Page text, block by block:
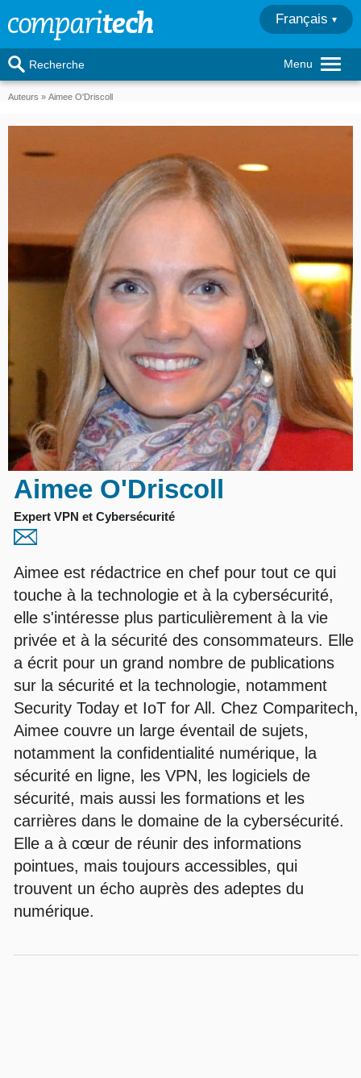
Menu
Recherche
Français
Auteurs Aimee O'Driscoll
Aimee O'Driscoll
Expert VPN et Cybersécurité
Aimee est rédactrice en chef pour tout ce qui
touche à la technologie et à la cybersécurité,
elle s'intéresse plus particulièrement à la vie
privée et à la sécurité des consommateurs. Elle
a écrit pour un grand nombre de publications
sur la sécurité et la technologie, notamment
Security Today et IoT for All. Chez Comparitech,
Aimee couvre un large éventail de sujets,
notamment la confidentialité numérique, la
sécurité en ligne, les VPN, les logiciels de
sécurité, mais aussi les formations et les
carrières dans le domaine de la cybersécurité.
Elle a à cœur de réunir des informations
pointues, mais toujours accessibles, qui
trouvent un écho auprès des adeptes du
numérique.